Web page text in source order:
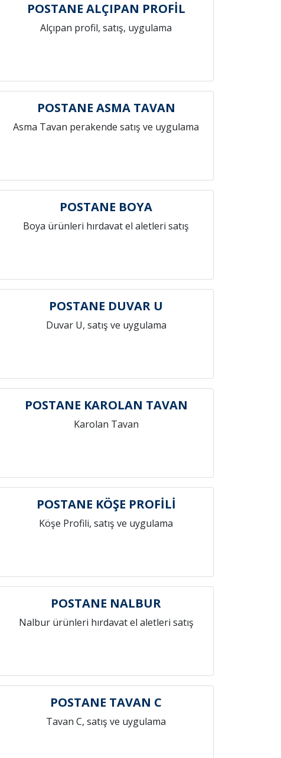
POSTANE ALÇIPAN PROFİL
Alçıpan profil, satış, uygulama
POSTANE ASMA TAVAN
Asma Tavan perakende satış ve uygulama
POSTANE BOYA
Boya ürünleri hırdavat el aletleri satış
POSTANE DUVAR U
Duvar U, satış ve uygulama
POSTANE KAROLAN TAVAN
Karolan Tavan
POSTANE KÖŞE PROFİLİ
Köşe Profili, satış ve uygulama
POSTANE NALBUR
Nalbur ürünleri hırdavat el aletleri satış
POSTANE TAVAN C
Tavan C, satış ve uygulama